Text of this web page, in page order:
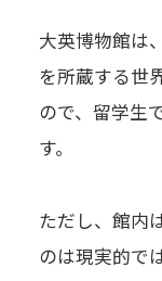
大英博物館は
を所蔵する世
ので、留学生
す。
ただし、館内
のは現実的で